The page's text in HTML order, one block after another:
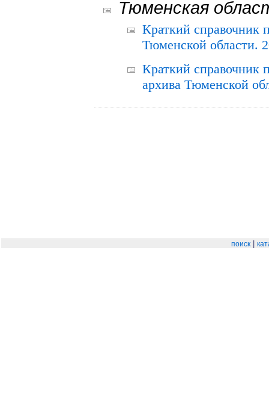
Тюменская
Краткий справочник
Тюменской области.
Краткий справочник
архива Тюменской
поиск